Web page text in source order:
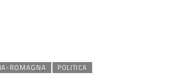
ROMAGNA POLITICA